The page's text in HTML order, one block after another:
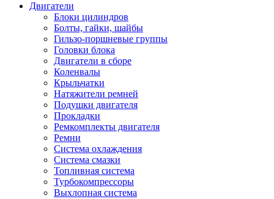
Двигатели
Блоки цилиндров
Болты, гайки, шайбы
Гильзо-поршневые группы
Головки блока
Двигатели в сборе
Коленвалы
Крыльчатки
Натяжители ремней
Подушки двигателя
Прокладки
Ремкомплекты двигателя
Ремни
Система охлаждения
Система смазки
Топливная система
Турбокомпрессоры
Выхлопная система